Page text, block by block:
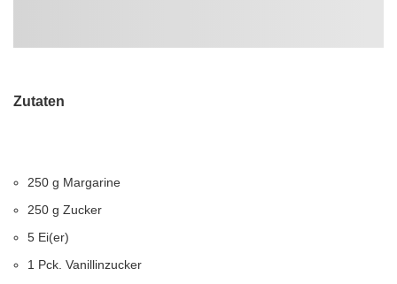
Zutaten
250 g Margarine
250 g Zucker
5 Ei(er)
1 Pck. Vanillinzucker